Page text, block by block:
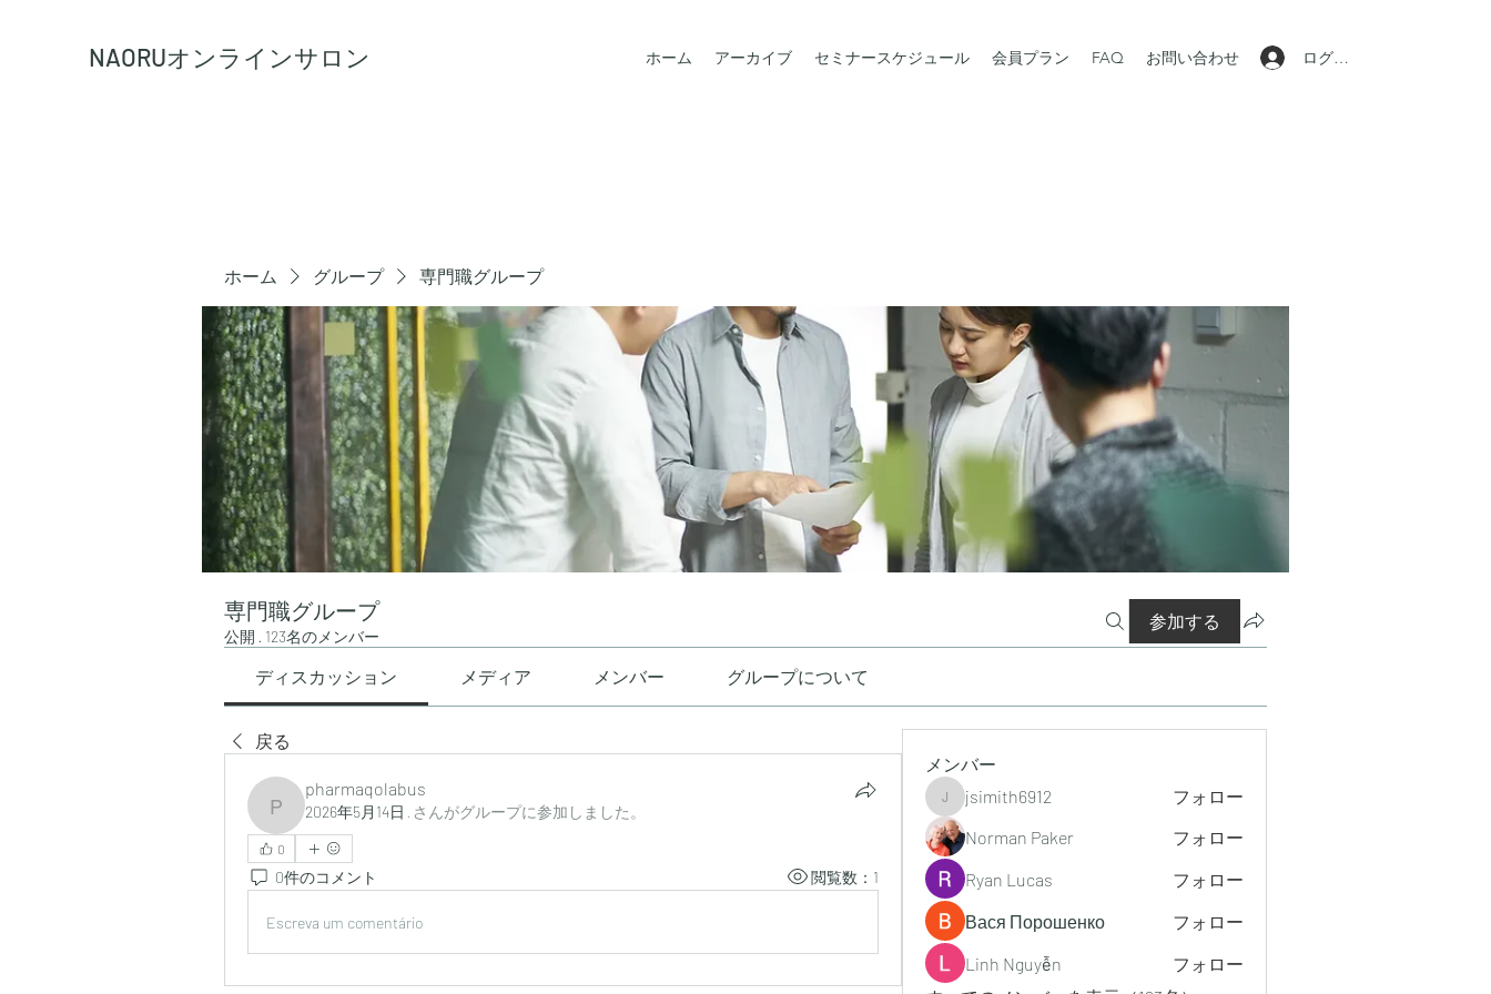
NAORUオンラインサロン ホーム アーカイブ セミナースケジュール 会員プラン FAQ お問い合わせ ログイン
ホーム グループ 専門職グループ
専門職グループ
公開 · 123名のメンバー
参加する
ディスカッション メディア メンバー グループについて
戻る
pharmaqolabus
pharmaqolabus
2026年5月14日 · さんがグループに参加しました。
0
0件のコメント 閲覧数：1
Escreva um comentário
メンバー
jsimith6912
jsimith6912
フォロー
Norman Paker
フォロー
Ryan Lucas
フォロー
Вася Порошенко
フォロー
Linh Nguyễn
フォロー